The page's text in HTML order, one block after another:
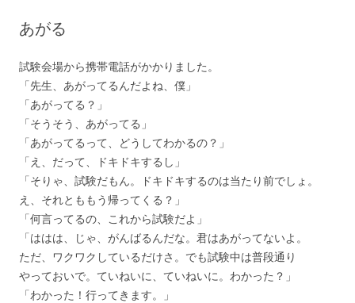
あがる
試験会場から携帯電話がかかりました。
「先生、あがってるんだよね、僕」
「あがってる？」
「そうそう、あがってる」
「あがってるって、どうしてわかるの？」
「え、だって、ドキドキするし」
「そりゃ、試験だもん。ドキドキするのは当たり前でしょ。
え、それとももう帰ってくる？」
「何言ってるの、これから試験だよ」
「ははは、じゃ、がんばるんだな。君はあがってないよ。
ただ、ワクワクしているだけさ。でも試験中は普段通り
やっておいで。ていねいに、ていねいに。わかった？」
「わかった！行ってきます。」